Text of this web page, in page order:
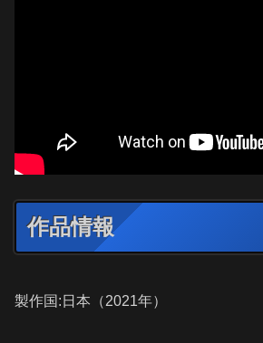
作品情報
製作国:日本（2021年）